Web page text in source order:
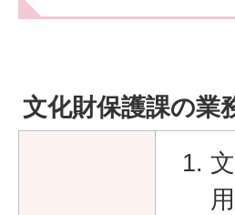
文化財保護課の業